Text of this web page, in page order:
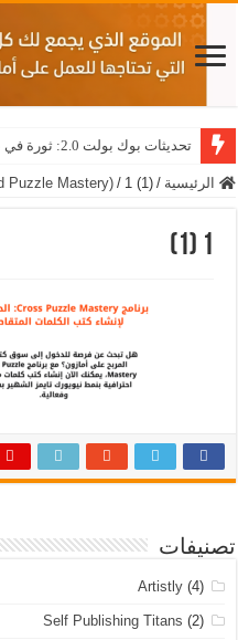
تحديثات بوك بولت 2.0: ثورة في عالم نشر الكتب على أمازون KDP
الرئيسية /
Puzzle Mastery) / 1 (1)
1 (1)
تصنيفات
Artistly(4)
Self Publishing Titans (2)